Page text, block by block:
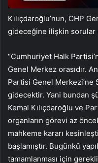
Kılıçdaroğlu’nun, CHP
gideceğine ilişkin sorular
“Cumhuriyet Halk
Genel Merkez orasıdır.
Partisi Genel Merkezi’ne
gidecektir. Yani bundan
Kemal Kılıçdaroğlu ve
organların görevi az
mahkeme kararı
başlamıştır. Bugünkü
tamamlanması için